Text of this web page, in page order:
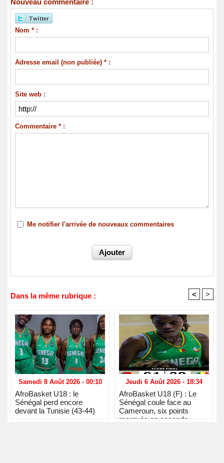
Nouveau commentaire :
Nom * :
Adresse email (non publiée) * :
Site web :
Commentaire * :
Me notifier l'arrivée de nouveaux commentaires
Dans la même rubrique : < >
Samedi 8 Août 2026 - 00:10
AfroBasket U18 : le
Sénégal perd encore
devant la Tunisie (43-44)
Jeudi 6 Août 2026 - 18:34
AfroBasket U18 (F) : Le
Sénégal coule face au
Cameroun, six points
marqués en seconde